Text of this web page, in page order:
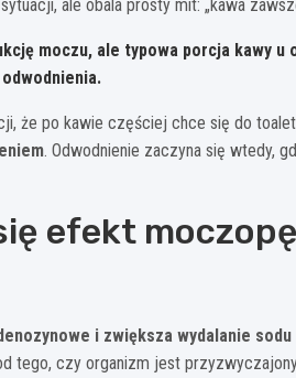
ale obala prosty mit: „kawa
moczu, ale typowa porcja kawy
że po kawie częściej chce się do
. Odwodnienie zaczyna się wtedy,
efekt
i zwiększa wydalanie
tego, czy organizm jest